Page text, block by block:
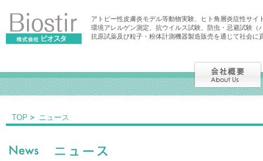
アトピー性皮膚炎モデル等動物実験、ヒト角層炎症性サイ
環境アレルゲン測定、抗ウイルス試験、防虫・忌避試験（
抗原試薬及び粒子・粉体計測機器製造販売を通じて社会に
TOP ニュース